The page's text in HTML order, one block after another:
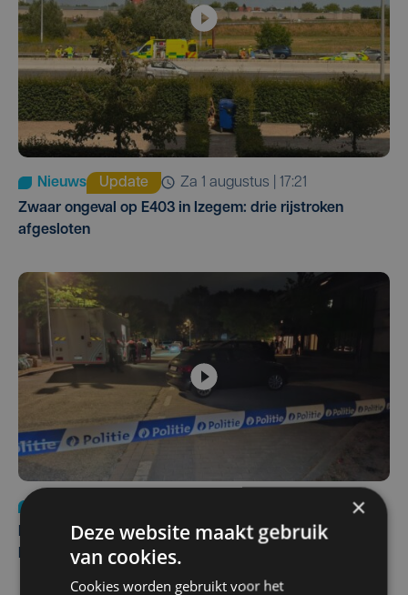
Nieuws Update
za 1 augustus | 17:21
Zwaar ongeval op E403 in Izegem: drie rijstroken
afgesloten
Man en vrouw dood aangetroffen in woning in Sint-
Pieters Brugge
×
Deze website maakt gebruik
van cookies.
Cookies worden gebruikt voor het